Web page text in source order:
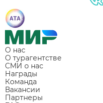
О нас
О турагентстве
СМИ о нас
Награды
Команда
Вакансии
Партнеры